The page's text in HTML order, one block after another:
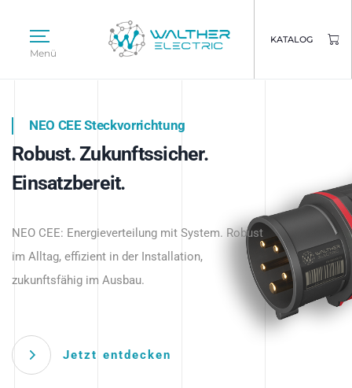
Menü
KATALOG
Intelligente Stromverteilung
beginnt hier.
NEO CEE Steckvorrichtung
Robust. Zukunftssicher.
Einsatzbereit.
NEO CEE: Energieverteilung mit System. Robust
im Alltag, effizient in der Installation,
zukunftsfähig im Ausbau.
Jetzt entdecken
Intelligenz trifft Energie.
Anwendungen – robust, IP-geschützt und
zukunftsfähig.